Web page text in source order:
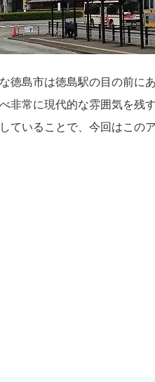
徳島市は徳島駅の目の前に
非常に現代的な雰囲気を残
ていることで、今回はこの